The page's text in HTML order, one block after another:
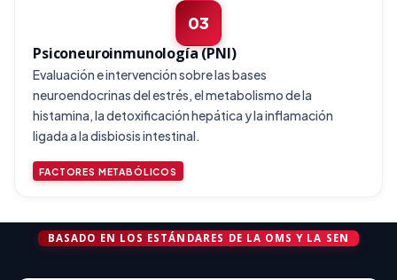
03
Psiconeuroinmunología (PNI)
Evaluación e intervención sobre las bases
neuroendocrinas del estrés, el metabolismo de la
histamina, la detoxificación hepática y la inflamación
ligada a la disbiosis intestinal.
FACTORES METABÓLICOS
BASADO EN LOS ESTÁNDARES DE LA OMS Y LA SEN